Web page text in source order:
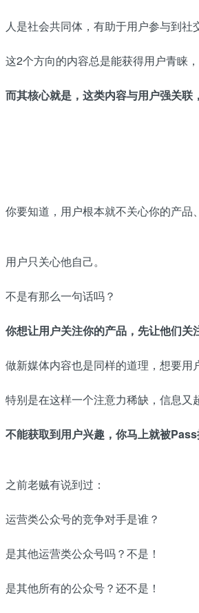
人是社会共同体，有助于用户参与到社
这2个方向的内容总是能获得用户青睐
而其核心就是， 这类内容与用户强关联
你要知道，用户根本就不关心你的产品
用户只关心他自己。
不是有那么一句话吗？
你想让用户关注你的产品，先让他们关
做新媒体内容也是同样的道理，想要用
特别是在这样一个注意力稀缺，信息
不能获取到用户兴趣，你马上就被Pass
之前老贼有说到过：
运营类公众号的竞争对手是谁？
是其他运营类公众号吗？不是！
是其他所有的公众号？还不是！